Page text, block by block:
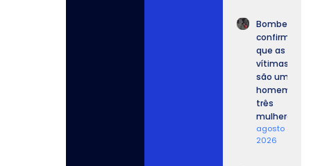
Bombeiros
confirmam
que as
vítimas
são um
homem e
três
mulheres.
agosto 8,
2026